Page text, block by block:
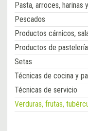
Pasta, arroces, harinas
Pescados
Productos cárnicos,
Productos de
Setas
Técnicas de cocina y
Técnicas de servicio
Verduras, frutas,